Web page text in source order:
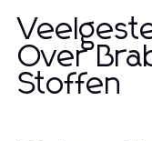
Over
Stoffen